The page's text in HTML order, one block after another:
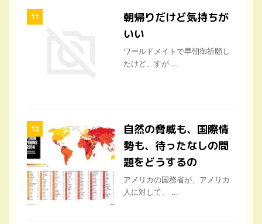
朝帰りだけど気持ちが
いい
ワールドメイトで早朝御祈願し
たけど、すが ...
自然の脅威も、国際情
勢も、待ったなしの問
題をどうするの
アメリカの国務省が、アメリカ
人に対して、 ...